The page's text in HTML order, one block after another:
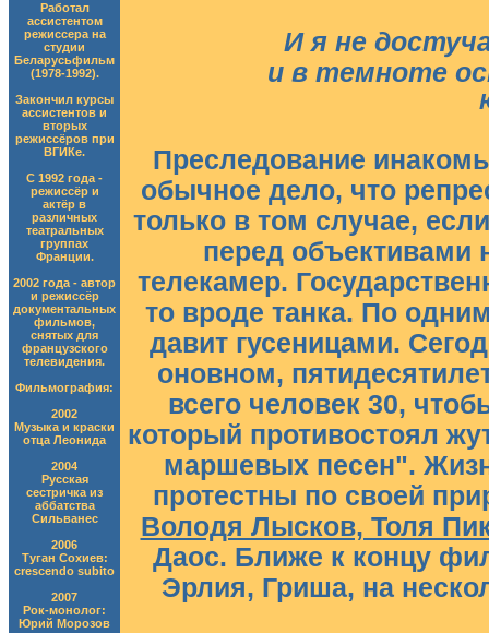
Работал
ассистентом
режиссера на
студии
Беларусьфильм
(1978-1992).
Закончил курсы
ассистентов и
вторых
режиссёров при
ВГИКе.
С 1992 года -
режиссёр и
актёр в
различных
театральных
группах
Франции.
2002 года - автор
и режиссёр
документальных
фильмов,
снятых для
французского
телевидения.
Фильмография:
2002
Музыка и краски
отца Леонида
2004
Русская
сестричка из
аббатства
Сильванес
2006
Туган Сохиев:
crescendo subito
2007
Рок-монолог:
Юрий Морозов
И я не
и в темноте
Преследование
обычное дело, что
только в том случае,
перед объективами
телекамер.
то вроде танка. По
давит гусеницами.
оновном,
всего человек 30,
который противостоял
маршевых песен".
протестны по своей
Володя Лысков, Толя
Даос. Ближе к концу
Эрлия, Гриша, на